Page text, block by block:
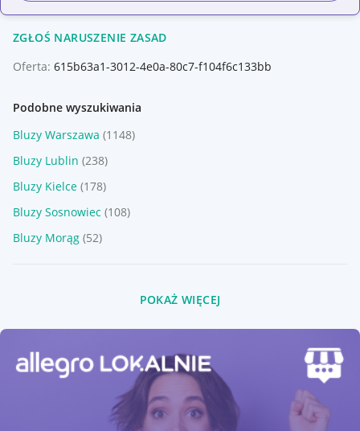
ZGŁOŚ NARUSZENIE ZASAD
Oferta: 615b63a1-3012-4e0a-80c7-f104f6c133bb
Podobne wyszukiwania
Bluzy Warszawa (1148)
Bluzy Lublin (238)
Bluzy Kielce (178)
Bluzy Sosnowiec (108)
Bluzy Morąg (52)
POKAŻ WIĘCEJ